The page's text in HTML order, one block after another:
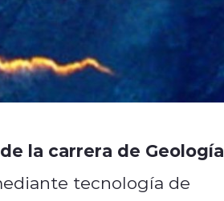
la carrera de Geología
tecnología de